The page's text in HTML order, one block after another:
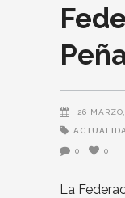
26
0 0
La